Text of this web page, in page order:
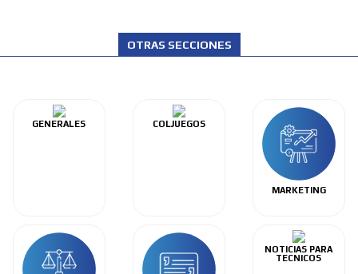
OTRAS SECCIONES
GENERALES COLJUEGOS
MARKETING
NOTICIAS PARA
TECNICOS